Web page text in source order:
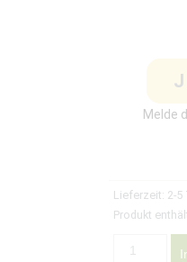
Melde
Lieferzeit: 2-5
Produkt